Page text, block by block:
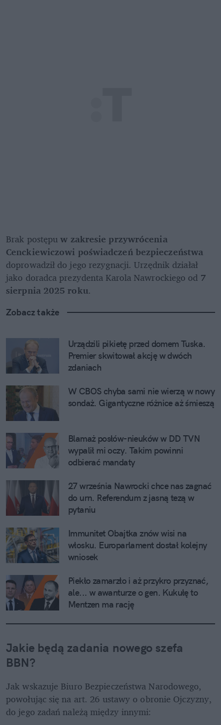
Brak postępu w zakresie przywrócenia
Cenckiewiczowi poświadczeń bezpieczeństwa
doprowadził do jego rezygnacji. Urzędnik działał
jako doradca prezydenta Karola Nawrockiego od 7
sierpnia 2025 roku.
Zobacz także
Urządzili pikietę przed domem Tuska.
Premier skwitował akcję w dwóch
zdaniach
W CBOS chyba sami nie wierzą w nowy
sondaż. Gigantyczne różnice aż śmieszą
Blamaż posłów-nieuków w DD TVN
wypalił mi oczy. Takim powinni
odbierać mandaty
27 września Nawrocki chce nas zagnać
do urn. Referendum z jasną tezą w
pytaniu
Immunitet Obajtka znów wisi na
włosku. Europarlament dostał kolejny
wniosek
Piekło zamarzło i aż przykro przyznać,
ale... w awanturze o gen. Kukułę to
Mentzen ma rację
Jakie będą zadania nowego szefa
BBN?
Jak wskazuje Biuro Bezpieczeństwa Narodowego,
powołując się na art. 26 ustawy o obronie Ojczyzny,
do jego zadań należą między innymi: